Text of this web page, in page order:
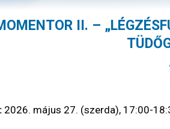
II. –
2026. május 27. (szerda), 17:00-